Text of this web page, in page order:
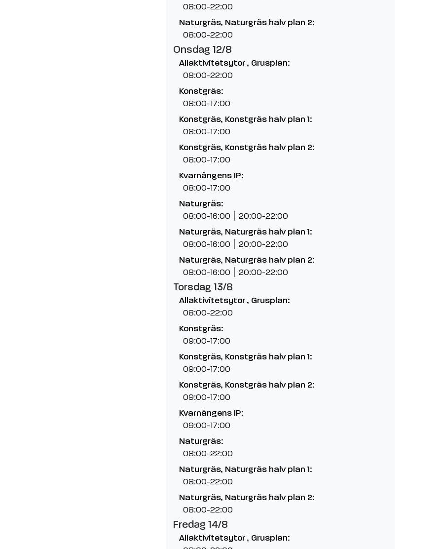
08:00-22:00
Naturgräs, Naturgräs halv plan 2:
08:00-22:00
Onsdag 12/8
Allaktivitetsytor , Grusplan:
08:00-22:00
Konstgräs:
08:00-17:00
Konstgräs, Konstgräs halv plan 1:
08:00-17:00
Konstgräs, Konstgräs halv plan 2:
08:00-17:00
Kvarnängens IP:
08:00-17:00
Naturgräs:
08:00-16:00 20:00-22:00
Naturgräs, Naturgräs halv plan 1:
08:00-16:00 20:00-22:00
Naturgräs, Naturgräs halv plan 2:
08:00-16:00 20:00-22:00
Torsdag 13/8
Allaktivitetsytor , Grusplan:
08:00-22:00
Konstgräs:
09:00-17:00
Konstgräs, Konstgräs halv plan 1:
09:00-17:00
Konstgräs, Konstgräs halv plan 2:
09:00-17:00
Kvarnängens IP:
09:00-17:00
Naturgräs:
08:00-22:00
Naturgräs, Naturgräs halv plan 1:
08:00-22:00
Naturgräs, Naturgräs halv plan 2:
08:00-22:00
Fredag 14/8
Allaktivitetsytor , Grusplan: